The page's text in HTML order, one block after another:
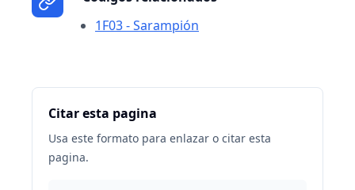
1F03 - Sarampión
Citar esta pagina
Usa este formato para enlazar o citar esta
pagina.